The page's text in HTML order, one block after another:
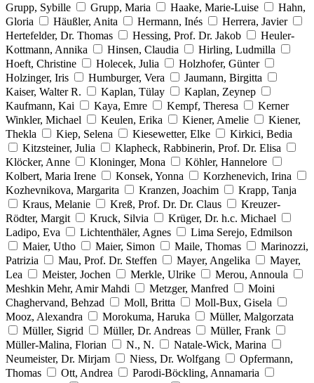
Grupp, Sybille
Grupp, Maria Haake, Marie-Luise
Hahn,
Gloria
Häußler, Anita Hermann, Inés
Herrera, Javier
Hertefelder, Dr. Thomas
Hessing, Prof. Dr. Jakob
Heuler-
Kottmann, Annika
Hinsen, Claudia
Hirling, Ludmilla
Hoeft, Christine
Holecek, Julia
Holzhofer, Günter
Holzinger, Iris
Humburger, Vera
Jaumann, Birgitta
Kaiser, Walter R.
Kaplan, Tülay
Kaplan, Zeynep
Kaufmann, Kai
Kaya, Emre Kempf, Theresa
Kerner
Winkler, Michael
Keulen, Erika Kiener, Amelie
Kiener,
Thekla
Kiep, Selena Kiesewetter, Elke
Kirkici, Bedia
Kitzsteiner, Julia
Klapheck, Rabbinerin, Prof. Dr. Elisa
Klöcker, Anne
Kloninger, Mona
Köhler, Hannelore
Kolbert, Maria Irene
Konsek, Yonna
Korzhenevich, Irina
Kozhevnikova, Margarita
Kranzen, Joachim
Krapp, Tanja
Kraus, Melanie
Kreß, Prof. Dr. Dr. Claus
Kreuzer-
Rödter, Margit
Kruck, Silvia
Krüger, Dr. h.c. Michael
Ladipo, Eva
Lichtenthäler, Agnes
Lima Serejo, Edmilson
Maier, Utho
Maier, Simon Maile, Thomas
Marinozzi,
Patrizia
Mau, Prof. Dr. Steffen Mayer, Angelika
Mayer,
Lea
Meister, Jochen Merkle, Ulrike
Merou, Annoula
Meshkin Mehr, Amir Mahdi
Metzger, Manfred
Moini
Chaghervand, Behzad
Moll, Britta
Moll-Bux, Gisela
Mooz, Alexandra
Morokuma, Haruka
Müller, Malgorzata
Müller, Sigrid
Müller, Dr. Andreas
Müller, Frank
Müller-Malina, Florian
N., N.
Natale-Wick, Marina
Neumeister, Dr. Mirjam
Niess, Dr. Wolfgang
Opfermann,
Thomas
Ott, Andrea
Parodi-Böckling, Annamaria